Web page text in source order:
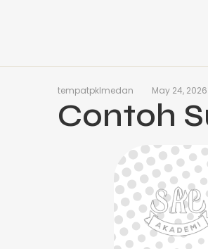
tempatpklmedan May 24, 2026
Contoh